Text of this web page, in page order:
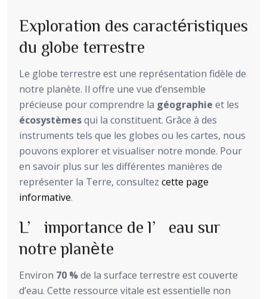
Exploration des caractéristiques
du globe terrestre
Le globe terrestre est une représentation fidèle de
notre planète. Il offre une vue d’ensemble
précieuse pour comprendre la géographie et les
écosystèmesqui la constituent. Grâce à des
instruments tels que les globes ou les cartes, nous
pouvons explorer et visualiser notre monde. Pour
en savoir plus sur les différentes manières de
représenter la Terre, consultez cette page
informative.
L’importance de l’eau sur
notre planète
Environ 70 %de la surface terrestre est couverte
d’eau. Cette ressource vitale est essentielle non